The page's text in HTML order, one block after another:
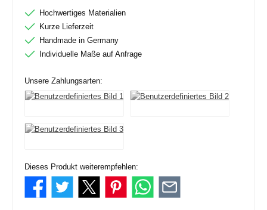
Hochwertiges Materialien
Kurze Lieferzeit
Handmade in Germany
Individuelle Maße auf Anfrage
Unsere Zahlungsarten:
Dieses Produkt weiterempfehlen: